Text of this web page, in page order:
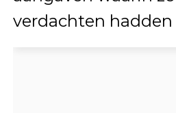
verdachten hadden